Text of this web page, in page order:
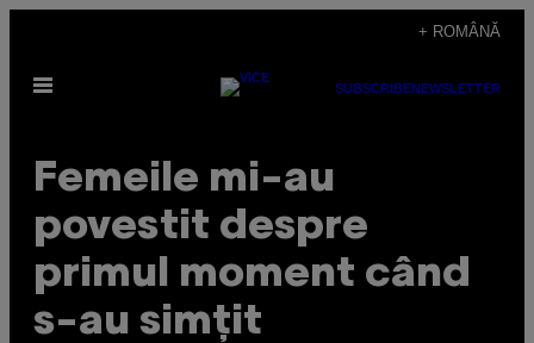
content
+ ROMÂNĂ
Open
SUBSCRIBENEWSLETTER
Femeile mi-au
povestit despre
primul moment când
s-au simțit